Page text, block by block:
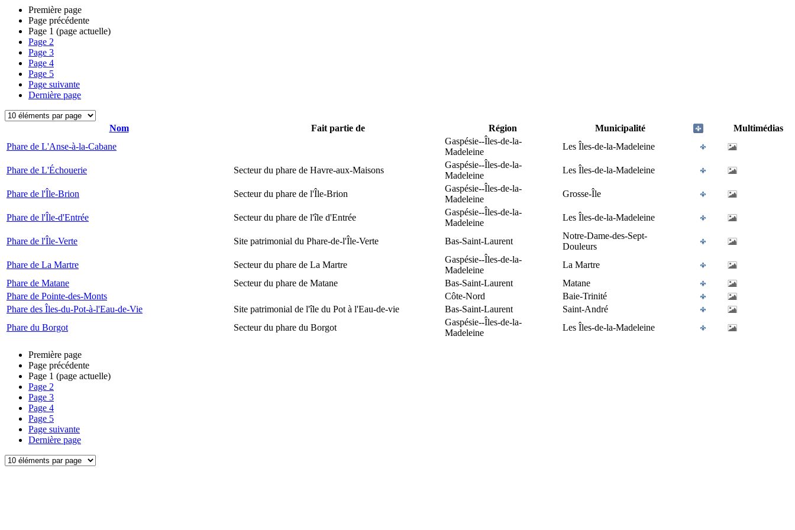
Première page
Page précédente
Page 1 (page actuelle)
Page 2
Page 3
Page 4
Page 5
Page suivante
Dernière page
Nom Fait partie de Région Municipalité
Multimédias
Phare de L'Anse-à-la-Cabane
Gaspésie--Îles-de-la-
Madeleine
Les Îles-de-la-Madeleine
Phare de L'Échouerie Secteur du phare de Havre-aux-Maisons
Gaspésie--Îles-de-la-
Madeleine
Les Îles-de-la-Madeleine
Phare de l'Île-Brion Secteur du phare de l'Île-Brion
Gaspésie--Îles-de-la-
Madeleine
Grosse-Île
Phare de l'Île-d'Entrée Secteur du phare de l'île d'Entrée
Gaspésie--Îles-de-la-
Madeleine
Les Îles-de-la-Madeleine
Phare de l'Île-Verte Site patrimonial du Phare-de-l'Île-Verte Bas-Saint-Laurent
Notre-Dame-des-Sept-
Douleurs
Phare de La Martre
Secteur du phare de La Martre
Gaspésie--Îles-de-la-
Madeleine
La Martre
Phare de Matane
Secteur du phare de Matane Bas-Saint-Laurent
Matane
Phare de Pointe-des-Monts
Côte-Nord
Baie-Trinité
Phare des Îles-du-Pot-à-l'Eau-de-Vie
Site patrimonial de l'île du Pot à l'Eau-de-vie Bas-Saint-Laurent
Saint-André
Phare du Borgot
Secteur du phare du Borgot
Gaspésie--Îles-de-la-
Madeleine
Les Îles-de-la-Madeleine
Première page
Page précédente
Page 1 (page actuelle)
Page 2
Page 3
Page 4
Page 5
Page suivante
Dernière page